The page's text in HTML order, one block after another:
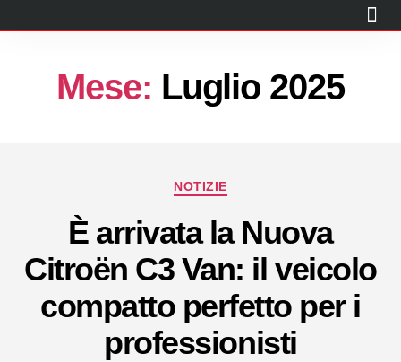
Mese: Luglio 2025
NOTIZIE
È arrivata la Nuova
Citroën C3 Van: il veicolo
compatto perfetto per i
professionisti